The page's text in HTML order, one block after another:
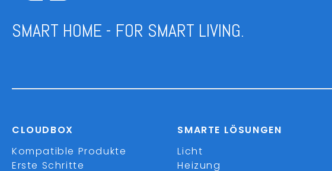
SMART HOME - FOR SMART LIVING.
CLOUDBOX
Kompatible Produkte
Erste Schritte
SMARTE LÖSUNGEN
Licht
Heizung